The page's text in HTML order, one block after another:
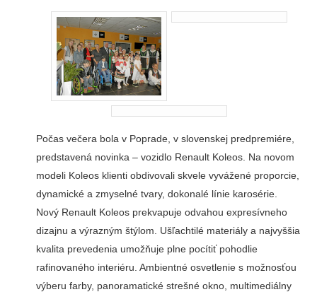
Počas večera bola v Poprade, v slovenskej predpremiére,
predstavená novinka – vozidlo Renault Koleos. Na novom
modeli Koleos klienti obdivovali skvele vyvážené proporcie,
dynamické a zmyselné tvary, dokonalé línie karosérie.
Nový Renault Koleos prekvapuje odvahou expresívneho
dizajnu a výrazným štýlom. Ušľachtilé materiály a najvyššia
kvalita prevedenia umožňuje plne pocítiť pohodlie
rafinovaného interiéru. Ambientné osvetlenie s možnosťou
výberu farby, panoramatické strešné okno, multimediálny